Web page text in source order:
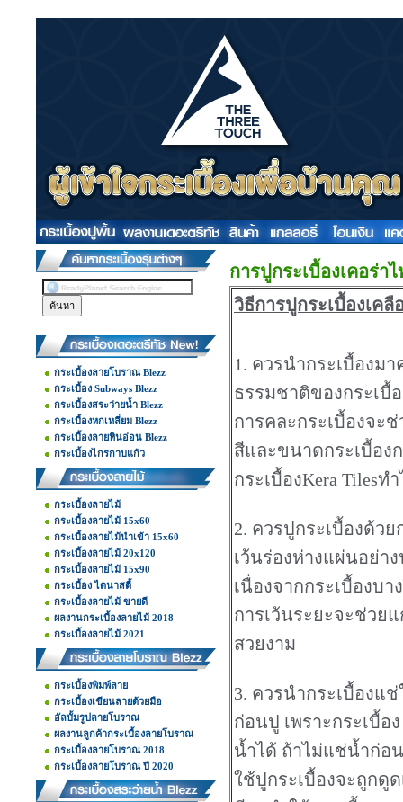
กระเบื้องลายโบราณ Blezz
กระเบื้อง Subways Blezz
กระเบื้องสระว่ายน้ำ Blezz
กระเบื้องหกเหลี่ยม Blezz
กระเบื้องลายหินอ่อน Blezz
กระเบื้องไกรกาบแก้ว
กระเบื้องลายไม้
กระเบื้องลายไม้ 15x60
กระเบื้องลายไม้นำเข้า 15x60
กระเบื้องลายไม้ 20x120
กระเบื้องลายไม้ 15x90
กระเบื้อง ไดนาสตี้
กระเบื้องลายไม้ ขายดี
ผลงานกระเบื้องลายไม้ 2018
กระเบื้องลายไม้ 2021
กระเบื้องพิมพ์ลาย
กระเบื้องเขียนลายด้วยมือ
อัลบั้มรูปลายโบราณ
ผลงานลูกค้ากระเบื้องลายโบราณ
กระเบื้องลายโบราณ 2018
กระเบื้องลายโบราณ ปี 2020
การปูกระเบื้องเคอร่า
วิธีการปูกระเบื้องเค
1. ควรนำกระเบื้องม
ธรรมชาติของกระเบื้
การคละกระเบื้องจะช่
สีและขนาดกระเบื้อง
กระเบื้องKera Tilesท
2. ควรปูกระเบื้องด้วย
เว้นร่องห่างแผ่นอย่า
เนื่องจากกระเบื้องบ
การเว้นระยะจะช่วย
สวยงาม
3. ควรนำกระเบื้องแ
ก่อนปู เพราะกระเบื้อ
น้ำได้ ถ้าไม่แช่น้ำก่อ
ใช้ปูกระเบื้องจะถูกดู